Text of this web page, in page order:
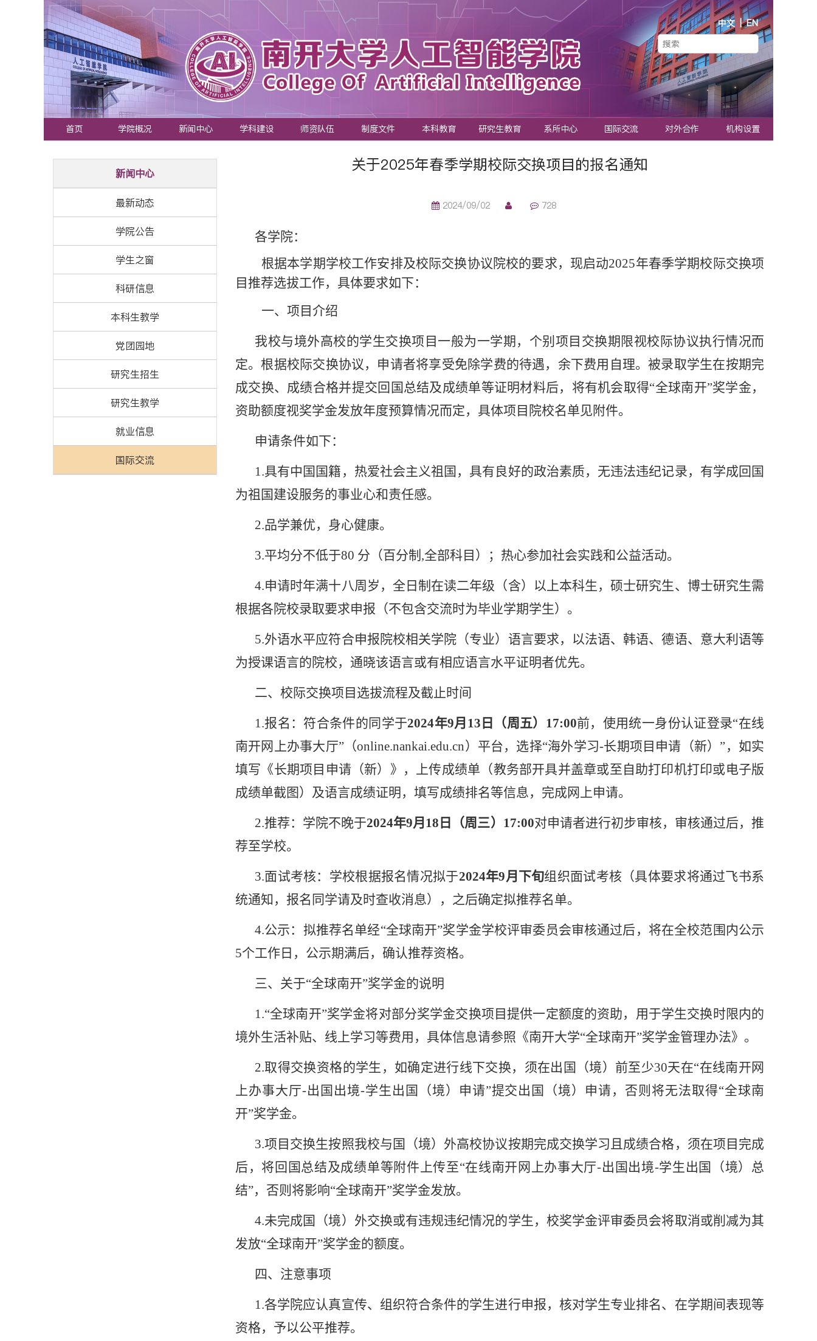
中文 | EN
首页 学院概况 新闻中心 学科建设 师资队伍 制度文件 本科教育 研究生教育 系所中心 国际交流 对外合作 机构设置
新闻中心
最新动态
学院公告
学生之窗
科研信息
本科生教学
党团园地
研究生招生
研究生教学
就业信息
国际交流
关于2025年春季学期校际交换项目的报名通知
2024/09/02 728
各学院：
根据本学期学校工作安排及校际交换协议院校的要求，现启动2025年春季学期校际交换项
目推荐选拔工作，具体要求如下：
一、项目介绍
我校与境外高校的学生交换项目一般为一学期，个别项目交换期限视校际协议执行情况而
定。根据校际交换协议，申请者将享受免除学费的待遇，余下费用自理。被录取学生在按期完
成交换、成绩合格并提交回国总结及成绩单等证明材料后，将有机会取得“全球南开”奖学金，
资助额度视奖学金发放年度预算情况而定，具体项目院校名单见附件。
申请条件如下：
1.具有中国国籍，热爱社会主义祖国，具有良好的政治素质，无违法违纪记录，有学成回国
为祖国建设服务的事业心和责任感。
2.品学兼优，身心健康。
3.平均分不低于80 分（百分制 ,全部科目）；热心参加社会实践和公益活动。
4.申请时年满十八周岁，全日制在读二年级（含）以上本科生，硕士研究生、博士研究生需
根据各院校录取要求申报（不包含交流时为毕业学期学生）。
5.外语水平应符合申报院校相关学院（专业）语言要求，以法语、韩语、德语、意大利语等
为授课语言的院校，通晓该语言或有相应语言水平证明者优先。
二、校际交换项目选拔流程及截止时间
1.报名：符合条件的同 学于2024年9月 13 日（周五） 17:00前， 使用统一身份认证登录“在线
南开网上办事大厅”（online.nankai.edu.cn）平台，选择“海外学习-长期项目申请（新） ”，如实
填写《长期项目申请（新）》，上传成绩单（教务部开具并盖章或至自助打印机打印或电子版
成绩单截图）及语言成绩证明，填写成绩排名等信息，完成网上申请。
2.推荐：学院不晚于2024年9月 18 日（周三） 17:00对申请者进行初步审核，审核通过后，推
荐至学校。
3.面试考核：学校根据报名情况拟于2024年9月下旬组织面试考核（具体要求将通过飞书系
统通知，报名同学请及时查收消息），之后确定拟推荐名单。
4.公示：拟推荐名单经“全球南开”奖学金学校评审委员会审核通过后，将在全校范围内公示
5个工作日，公示期满后，确认推荐资格。
三、关于“全球南开”奖学金的说明
1.“全球南开”奖学金将对部分奖学金交换项目提供一定额度的资助，用于学生交换时限内的
境外生活补贴、线上学习等费用，具体信息请参照《南开大学“全球南开”奖学金管理办法》。
2.取得交换资格的学生，如确定进行线下交换，须在出国（境）前至少30天在“在线南开网
上办事大厅-出国出境-学生出国（境）申请”提交出国（境）申请，否则将无法取得“全球南
开”奖学金。
3.项目交换生按照我校与国（境）外高校协议按期完成交换学习且成绩合格，须在项目完成
后，将回国总结及成绩单等附件上传至“在线南开网上办事大厅-出国出境-学生出国（境）总
结”，否则将影响“全球南开”奖学金发放。
4.未完成国（境）外交换或有违规违纪情况的学生，校奖学金评审委员会将取消或削减为其
发放“全球南开”奖学金的额度。
四、注意事项
1.各学院应认真宣传、组织符合条件的学生进行申报，核对学生专业排名、在学期间表现等
资格，予以公平推荐。